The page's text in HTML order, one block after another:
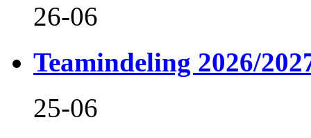
26-06
Teamindeling 2026/
25-06